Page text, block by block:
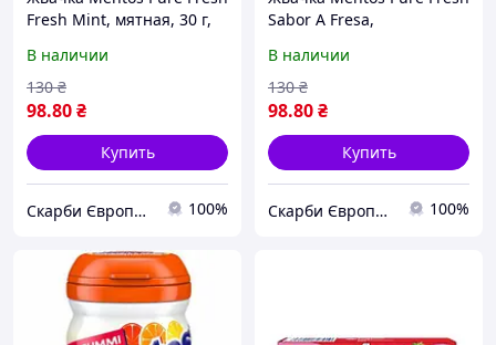
Fresh Mint, мятная, 30 г,
резинка, жвачка без
сахара
В наличии
98.80₴
130 ₴
Купить
Скарби Європи — імпортні товари 100%
Sabor A Fresa,
Испания, жевательная
резинка, жвачка без
сахара
В наличии
98.80₴
130 ₴
Купить
Скарби Європи — імпортні товари 100%